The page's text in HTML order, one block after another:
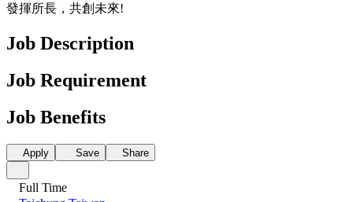
發揮所長，共創未來!
Job Description
Job Requirement
Job Benefits
Apply Save Share
Full Time